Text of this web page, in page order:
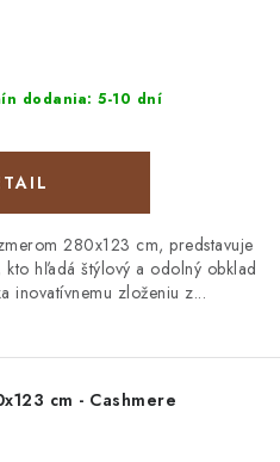
dodania: 5-10 dní
280x123 cm, predstavuje
hľadá štýlový a odolný obklad
inovatívnemu zloženiu z...
cm - Cashmere